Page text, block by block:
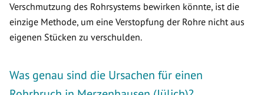
Verschmutzung des Rohrsystems bewirken könnte, ist die
einzige Methode, um eine Verstopfung der Rohre nicht aus
eigenen Stücken zu verschulden.
Was genau sind die Ursachen für einen